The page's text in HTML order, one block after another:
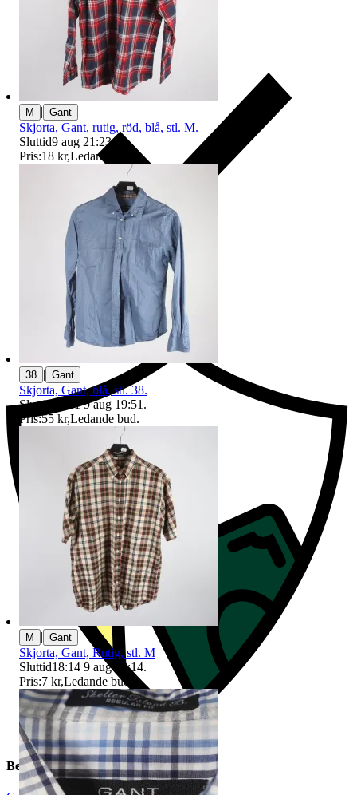
Ersättning om du inte får din vara
Beskrivning
M | Gant
Skjorta, Gant, rutig, röd, blå, stl. M.
Sluttid9 aug 21:23.
Pris:18 kr,Ledande bud .
38 | Gant
Skjorta, Gant, blå, stl. 38.
Sluttid 19:51 9 aug 19:51 .
Pris:55 kr,Ledande bud.
M | Gant
Skjorta, Gant, Rutig, stl. M
Sluttid18:14 9 aug 18:14.
Pris:7 kr,Ledande bud